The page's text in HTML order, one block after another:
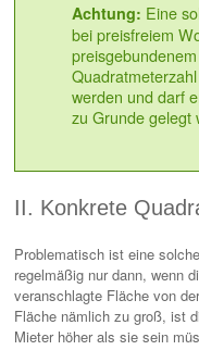
Achtung: Eine
bei preisfreiem
werden und darf
zu Grunde gelegt
II. Konkrete
Problematisch ist eine
regelmäßig nur dann, wenn
veranschlagte Fläche von
Fläche nämlich zu groß, ist
Mieter höher als sie sein